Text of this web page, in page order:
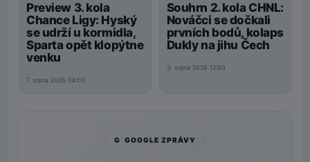
Preview 3. kola
Chance Ligy: Hyský
se udrží u kormidla,
Sparta opět klopýtne
venku
7. srpna 2026 08:00
Souhrn 2. kola CHNL:
Nováčci se dočkali
prvních bodů, kolaps
Dukly na jihu Čech
3. srpna 2026 12:00
G GOOGLE ZPRÁVY